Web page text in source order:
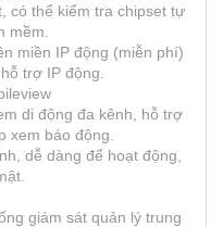
có thể kiểm tra chipset tự
mềm.
miền IP động (miễn phí)
trợ IP động.
di động đa kênh, hỗ trợ
xem báo động.
dễ dàng để hoạt động,
giám sát quản lý trung